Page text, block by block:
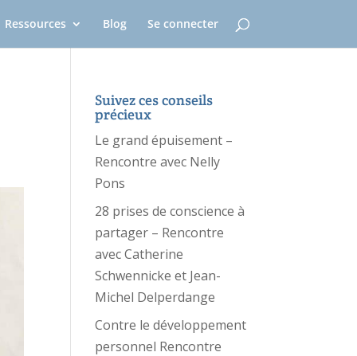
Ressources Blog Se connecter
Suivez ces conseils
précieux
Le grand épuisement –
Rencontre avec Nelly
Pons
28 prises de conscience à
partager – Rencontre
avec Catherine
Schwennicke et Jean-
Michel Delperdange
Contre le développement
personnel Rencontre